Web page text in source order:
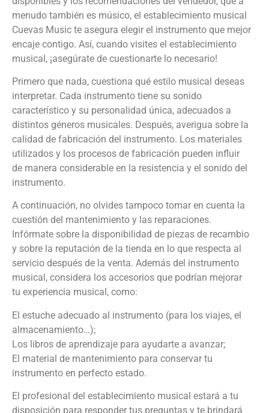
menudo también es músico, el establecimiento musical
Cuevas Music te asegura elegir el instrumento que mejor
encaje contigo. Así, cuando visites el establecimiento
musical, ¡asegúrate de cuestionarte lo necesario!
Primero que nada, cuestiona qué estilo musical deseas
interpretar. Cada instrumento tiene su sonido
característico y su personalidad única, adecuados a
distintos géneros musicales. Después, averigua sobre la
calidad de fabricación del instrumento. Los materiales
utilizados y los procesos de fabricación pueden influir
de manera considerable en la resistencia y el sonido del
instrumento.
A continuación, no olvides tampoco tomar en cuenta la
cuestión del mantenimiento y las reparaciones.
Infórmate sobre la disponibilidad de piezas de recambio
y sobre la reputación de la tienda en lo que respecta al
servicio después de la venta. Además del instrumento
musical, considera los accesorios que podrían mejorar
tu experiencia musical, como:
El estuche adecuado al instrumento (para los viajes, el
almacenamiento…);
Los libros de aprendizaje para ayudarte a avanzar;
El material de mantenimiento para conservar tu
instrumento en perfecto estado.
El profesional del establecimiento musical estará a tu
disposición para responder tus preguntas y te brindará